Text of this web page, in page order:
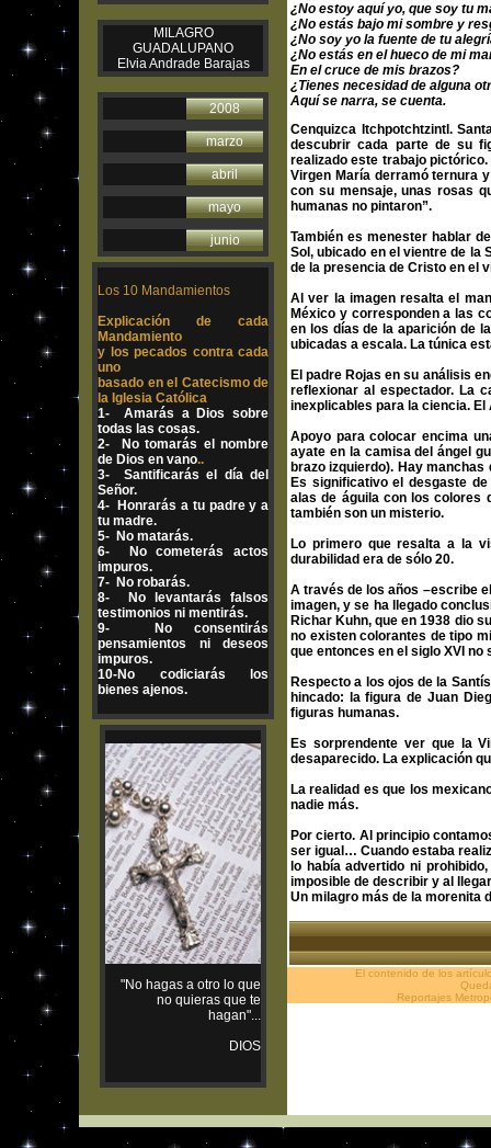
MILAGRO
GUADALUPANO
Elvia Andrade Barajas
2008
marzo
abril
mayo
junio
Los 10 Mandamientos
Explicación de cada
Mandamiento
y los pecados contra cada
uno
basado en el Catecismo de
la Iglesia Católica
1- Amarás a Dios sobre
todas las cosas.
2- No tomarás el nombre
de Dios en vano..
3- Santificarás el día del
Señor.
4- Honrarás a tu padre y a
tu madre.
5- No matarás.
6- No cometerás actos
impuros.
7- No robarás.
8- No levantarás falsos
testimonios ni mentirás.
9- No consentirás
pensamientos ni deseos
impuros.
10-No codiciarás los
bienes ajenos.
"No hagas a otro lo que
no quieras que te
hagan"...
DIOS
¿No estoy aquí yo, que soy tu
¿No estás bajo mi sombre y
¿No soy yo la fuente de tu
¿No estás en el hueco de mi
En el cruce de mis brazos?
¿Tienes necesidad de alguna
Aquí se narra, se cuenta.
Cenquizca Itchpotchtzintl.
descubrir cada parte de su
realizado este trabajo
Virgen María derramó ternura
con su mensaje, unas rosas
humanas no pintaron”.
También es menester hablar
Sol, ubicado en el vientre de la
de la presencia de Cristo en el
Al ver la imagen resalta el
México y corresponden a las
en los días de la aparición de
ubicadas a escala. La túnica
El padre Rojas en su análisis
reflexionar al espectador. La
inexplicables para la ciencia. El
Apoyo para colocar encima
ayate en la camisa del ángel
brazo izquierdo). Hay
Es significativo el desgaste
alas de águila con los colores
también son un misterio.
Lo primero que resalta a la
durabilidad era de sólo 20.
A través de los años –escribe
imagen, y se ha llegado
Richar Kuhn, que en 1938 dio
no existen colorantes de tipo
que entonces en el siglo XVI
Respecto a los ojos de la
hincado: la figura de Juan
figuras humanas.
Es sorprendente ver que la
desaparecido. La explicación
La realidad es que los
nadie más.
Por cierto. Al principio
ser igual… Cuando estaba
lo había advertido ni
imposible de describir y al
Un milagro más de la morenita
El contenido de los
Reportajes